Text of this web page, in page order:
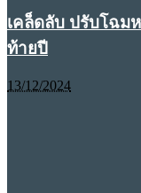
เคล็ดลับ ปรับโฉม
ท้ายปี
13/12/2024